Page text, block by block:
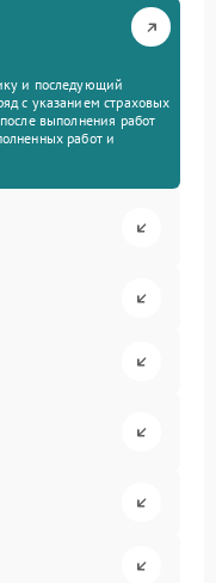
и последующий
с указанием страховых
выполнения работ
работ и